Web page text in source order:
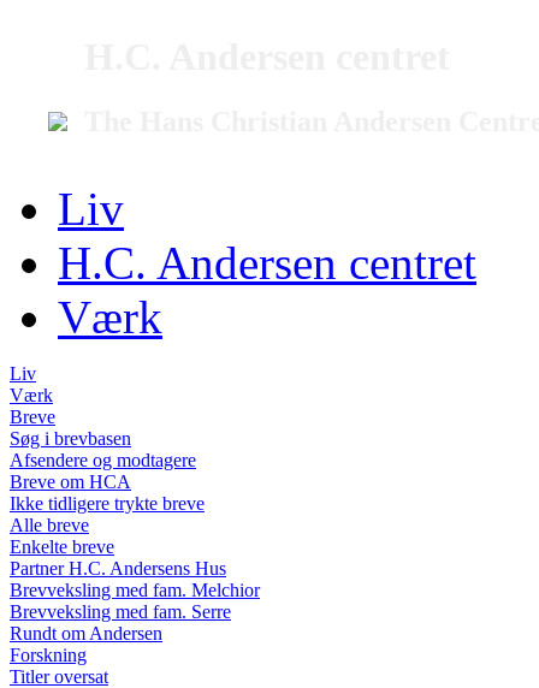
Liv
H.C. Andersen centret
Værk
Liv
Værk
Breve
Søg i brevbasen
Afsendere og modtagere
Breve om HCA
Ikke tidligere trykte breve
Alle breve
Enkelte breve
Partner H.C. Andersens Hus
Brevveksling med fam. Melchior
Brevveksling med fam. Serre
Rundt om Andersen
Forskning
Titler oversat